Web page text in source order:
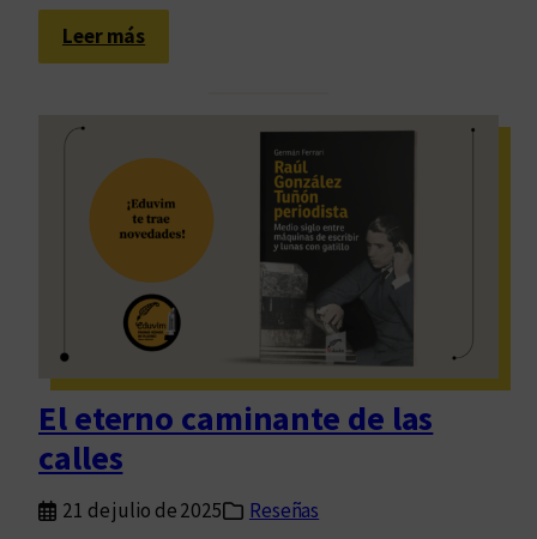
s
u
l
a
t
s
.
P
o
i
l
Leer más:
E
i
m
o
e
l
u
n
a
El eterno caminante de las
calles
21 de julio de 2025
Reseñas